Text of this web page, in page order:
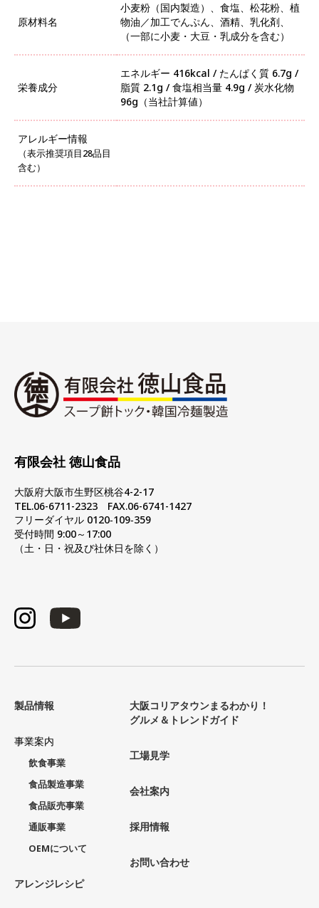
原材料名
小麦粉（国内製造）、食塩、松花粉、植
物油／加工でんぷん、酒精、乳化剤、
（一部に小麦・大豆・乳成分を含む）
栄養成分
エネルギー 416kcal / たんぱく質 6.7g /
脂質 2.1g / 食塩相当量 4.9g / 炭水化物
96g（当社計算値）
アレルギー情報
（表示推奨項目28品目
含む）
有限会社 徳山食品
大阪府大阪市生野区桃谷4-2-17
TEL.06-6711-2323 FAX.06-6741-1427
フリーダイヤル 0120‐109‐359
受付時間 9:00～17:00
（土・日・祝及び社休日を除く）
製品情報
事業案内
飲食事業
食品製造事業
食品販売事業
通販事業
OEMについて
アレンジレシピ
大阪コリアタウンまるわかり！
グルメ＆トレンドガイド
工場見学
会社案内
採用情報
お問い合わせ